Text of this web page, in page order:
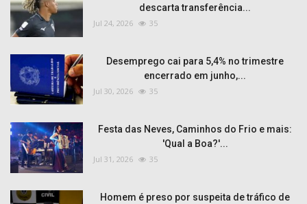
descarta transferência...
Jul 24, 2026 35
Desemprego cai para 5,4% no trimestre
encerrado em junho,...
Jul 30, 2026 35
Festa das Neves, Caminhos do Frio e mais:
'Qual a Boa?'...
Jul 31, 2026 35
Homem é preso por suspeita de tráfico de